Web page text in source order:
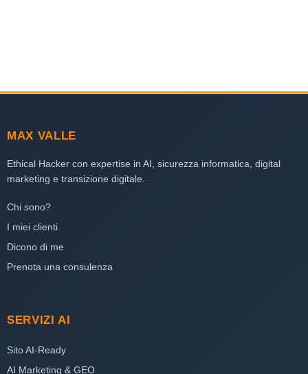
MAX VALLE
Ethical Hacker con expertise in AI, sicurezza informatica, digital
marketing e transizione digitale.
Chi sono?
I miei clienti
Dicono di me
Prenota una consulenza
SERVIZI AI
Sito AI-Ready
AI Marketing & GEO